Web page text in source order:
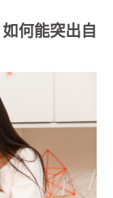
何能突出自